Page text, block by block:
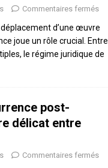
Commentaires fermés
d’une œuvre
joue un rôle crucial. Entre
le régime juridique de
post-
délicat entre
Commentaires fermés